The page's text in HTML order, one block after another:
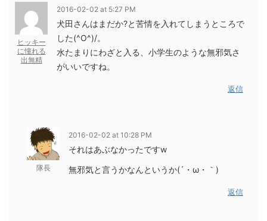
ヒッキー
に憧れる
出無精
2016-02-02 at 5:27 PM
犬田さんはまだか?と苦情を入れてしまうところで
した(^O^)/。
水たまりにわざと入る、小学生のような無邪気さ
がいいですね。
返信
隊長
2016-02-02 at 10:28 PM
それはあぶなかったですw
無邪気と言うかなんというか(´・ω・｀)
返信